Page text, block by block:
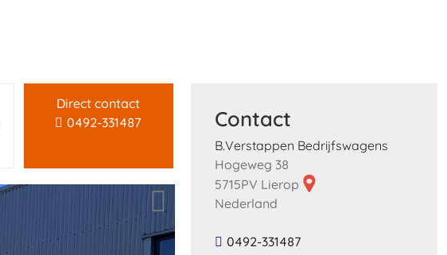
Direct contact
0492-331487
Contact
B.Verstappen Bedrijfswagens
Hogeweg 38
5715PV Lierop
Nederland
0492-331487